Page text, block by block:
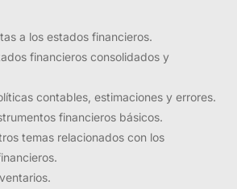
a los estados financieros.
financieros consolidados y
contables, estimaciones y errores.
financieros básicos.
temas relacionados con los